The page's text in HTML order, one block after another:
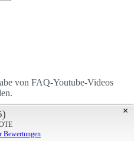
von FAQ-Youtube-Videos
×
Bewertungen